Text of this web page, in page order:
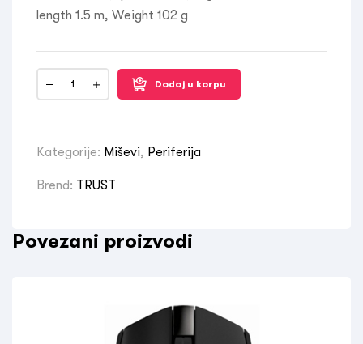
length 1.5 m, Weight 102 g
Dodaj u korpu
Kategorije: Miševi, Periferija
Brend: TRUST
Povezani proizvodi